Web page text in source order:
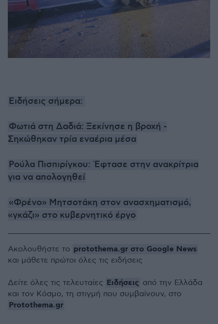
Ειδήσεις σήμερα:
Φωτιά στη Δαδιά: Ξεκίνησε η βροχή -
Σηκώθηκαν τρία εναέρια μέσα
Ρούλα Πισπιρίγκου: Έφτασε στην ανακρίτρια
για να απολογηθεί
«Φρένο» Μητσοτάκη στον ανασχηματισμό,
«γκάζι» στο κυβερνητικό έργο
Ακολουθήστε το protothema.gr στο Google News
και μάθετε πρώτοι όλες τις ειδήσεις
Δείτε όλες τις τελευταίες Ειδήσεις από την Ελλάδα
και τον Κόσμο, τη στιγμή που συμβαίνουν, στο
Protothema.gr